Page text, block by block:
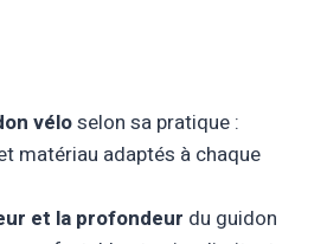
véloselon sa pratique :
matériau adaptés à chaque
et la profondeur du guidon